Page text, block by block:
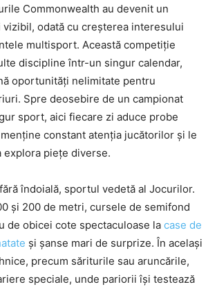
Commonwealth au devenit un
odată cu creșterea interesului
multisport. Această competiție
discipline într-un singur calendar,
oportunități nelimitate pentru
Spre deosebire de un campionat
sport, aici fiecare zi aduce probe
constant atenția jucătorilor și le
explora piețe diverse.
îndoială, sportul vedetă al Jocurilor.
și 200 de metri, cursele de semifond
de obicei cote spectaculoase la case de
și șanse mari de surprize. În același
precum săriturile sau aruncările,
speciale, unde pariorii își testează